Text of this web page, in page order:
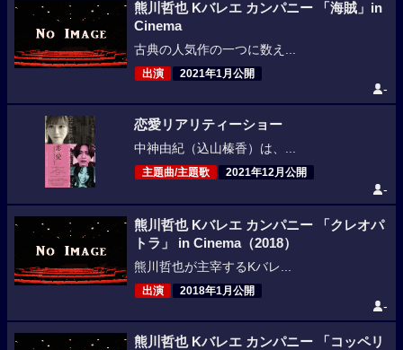
熊川哲也 Kバレエ カンパニー 「海賊」in
Cinema
古典の人気作の一つに数え...
出演 2021年1月公開
-
恋愛リアリティーショー
中神由紀（込山榛香）は、...
主題曲/主題歌 2021年12月公開
-
熊川哲也 Kバレエ カンパニー 「クレオパ
トラ」 in Cinema（2018）
熊川哲也が主宰するKバレ...
出演 2018年1月公開
-
熊川哲也 Kバレエ カンパニー 「コッペリ